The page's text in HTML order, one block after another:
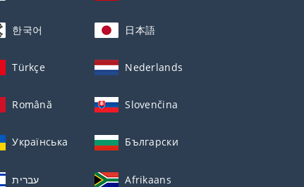
한국어 日本語
Türkçe Nederlands
Română Slovenčina
Українська Български
עברית Afrikaans